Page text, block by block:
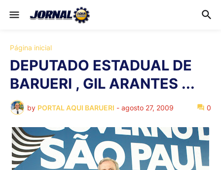
Página inicial
DEPUTADO ESTADUAL DE
BARUERI , GIL ARANTES ...
by PORTAL AQUI BARUERI - agosto 27, 2009 0